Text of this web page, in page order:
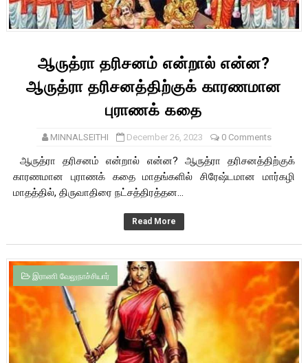
ஆருத்ரா தரிசனம் என்றால் என்ன?
ஆருத்ரா தரிசனத்திற்குக் காரணமான
புராணக் கதை
MINNALSEITHI December 26, 2023 0 Comments
ஆருத்ரா தரிசனம் என்றால் என்ன? ஆருத்ரா தரிசனத்திற்குக்
காரணமான புராணக் கதை மாதங்களில் சிரேஷ்டமான மார்கழி
மாதத்தில், திருவாதிரை நட்சத்திரத்தன...
Read More
இராணி வேலுநாச்சியார்